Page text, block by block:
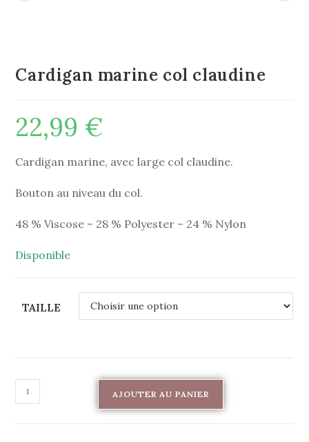
Cardigan marine col claudine
22,99 €
Cardigan marine, avec large col claudine.
Bouton au niveau du col.
48 % Viscose – 28 % Polyester – 24 % Nylon
Disponible
TAILLE
AJOUTER AU PANIER